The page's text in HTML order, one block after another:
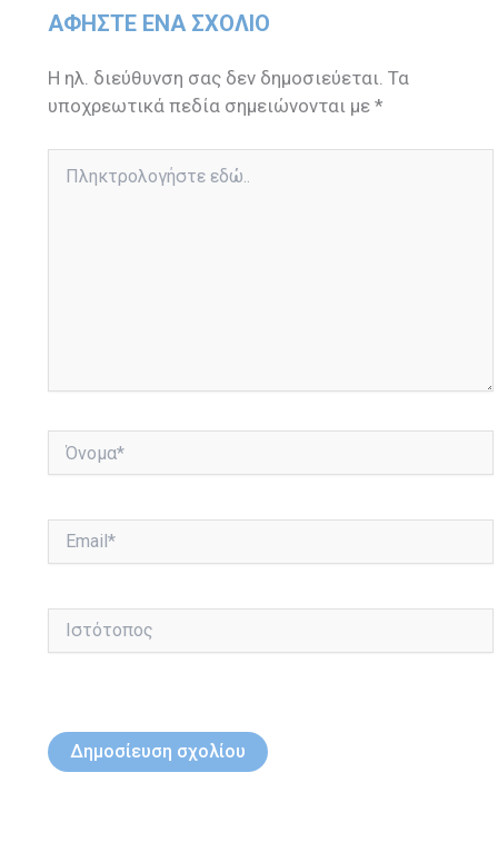
ΑΦΉΣΤΕ ΈΝΑ ΣΧΌΛΙΟ
Η ηλ. διεύθυνση σας δεν δημοσιεύεται. Τα
υποχρεωτικά πεδία σημειώνονται με*
εδώ..
Ιστότοπος